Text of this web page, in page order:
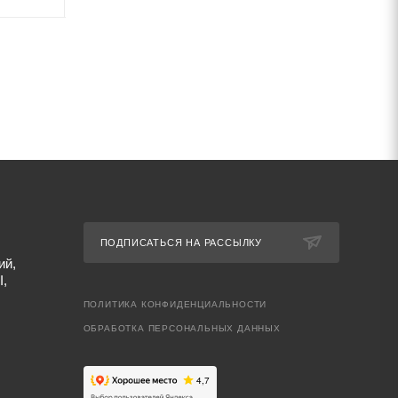
ПОДПИСАТЬСЯ НА РАССЫЛКУ
ПОЛИТИКА КОНФИДЕНЦИАЛЬНОСТИ
ОБРАБОТКА ПЕРСОНАЛЬНЫХ ДАННЫХ